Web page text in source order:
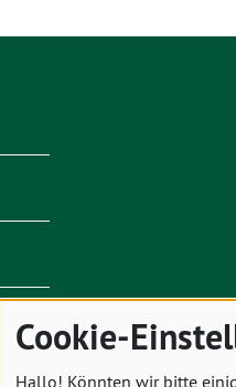
Cookie-
Hallo! Könnten wir bitte